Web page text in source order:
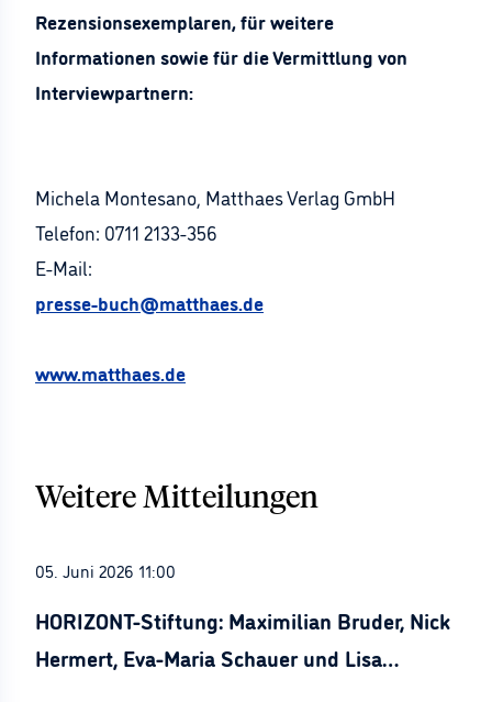
Rezensionsexemplaren, für weitere
Informationen sowie für die Vermittlung von
Interviewpartnern:
Michela Montesano, Matthaes Verlag GmbH
Telefon: 0711 2133-356
E-Mail:
presse-buch@matthaes.de
www.matthaes.de
Weitere Mitteilungen
05. Juni 2026 11:00
HORIZONT-Stiftung: Maximilian Bruder, Nick
Hermert, Eva-Maria Schauer und Lisa